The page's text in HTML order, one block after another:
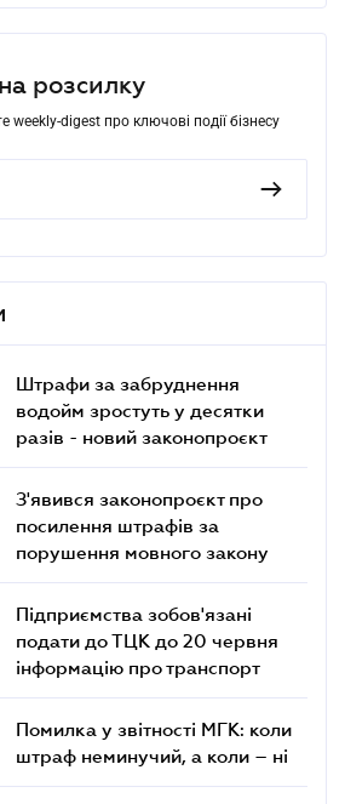
розсилку
digest про ключові події бізнесу
Штрафи за забруднення
водойм зростуть у десятки
разів - новий законопроєкт
З'явився законопроєкт про
посилення штрафів за
порушення мовного закону
Підприємства зобов'язані
подати до ТЦК до 20 червня
інформацію про транспорт
Помилка у звітності МГК: коли
штраф неминучий, а коли – ні